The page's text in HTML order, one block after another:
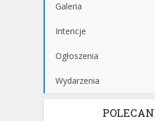
Galeria
Intencje
Ogłoszenia
Wydarzenia